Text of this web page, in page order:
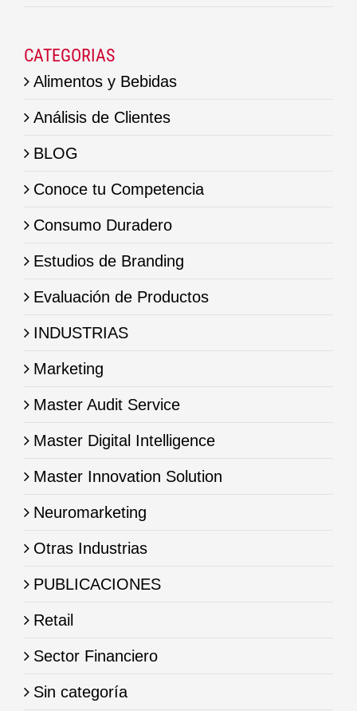
CATEGORIAS
Alimentos y Bebidas
Análisis de Clientes
BLOG
Conoce tu Competencia
Consumo Duradero
Estudios de Branding
Evaluación de Productos
INDUSTRIAS
Marketing
Master Audit Service
Master Digital Intelligence
Master Innovation Solution
Neuromarketing
Otras Industrias
PUBLICACIONES
Retail
Sector Financiero
Sin categoría